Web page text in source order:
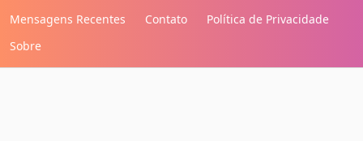
Mensagens Recentes
Contato
Política de Privacidade
Sobre